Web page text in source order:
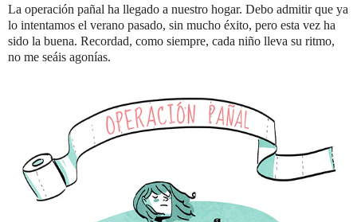
La operación pañal ha llegado a nuestro hogar. Debo admitir que ya
lo intentamos el verano pasado, sin mucho éxito, pero esta vez ha
sido la buena. Recordad, como siempre, cada niño lleva su ritmo,
no me seáis agonías.